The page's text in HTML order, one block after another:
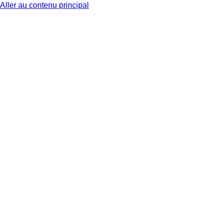
Aller au contenu principal